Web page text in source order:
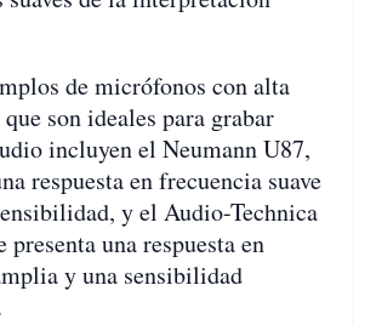
de micrófonos con alta
son ideales para grabar
incluyen el Neumann U87,
respuesta en frecuencia suave
y el Audio-Technica
presenta una respuesta en
y una sensibilidad